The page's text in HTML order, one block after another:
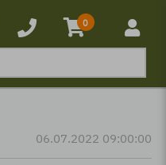
0
06.07.2022 09:00:00